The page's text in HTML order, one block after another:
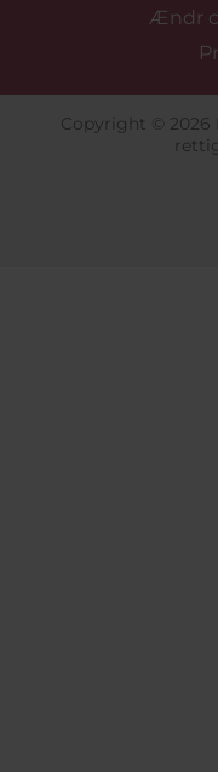
Ændr
Copyright © 2026